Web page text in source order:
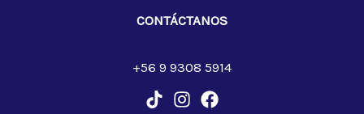
CONTÁCTANOS
+56 9 9308 5914